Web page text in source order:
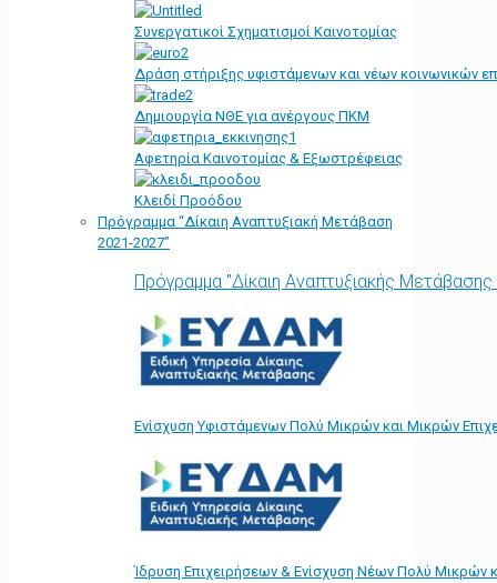
Συνεργατικοί Σχηματισμοί Καινοτομίας
Δράση στήριξης υφιστάμενων και νέων κοινωνικών
Δημιουργία ΝΘΕ για ανέργους ΠΚΜ
Αφετηρία Kαινοτομίας & Εξωστρέφειας
Κλειδί Προόδου
Πρόγραμμα “Δίκαιη Αναπτυξιακή Μετάβαση
2021-2027”
Πρόγραμμα "Δίκαιη Αναπτυξιακής
Ενίσχυση Υφιστάμενων Πολύ Μικρών και Μικρών
Ίδρυση Επιχειρήσεων & Ενίσχυση Νέων Πολύ Μικρών